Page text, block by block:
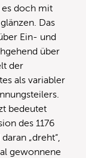
es doch mit
Das
Ein- und
über
der
als variabler
bedeutet
des 1176
„dreht“,
gewonnene